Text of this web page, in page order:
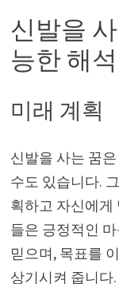
신발을
능한 해
미래 계획
신발을 사는 꿈
수도 있습니다.
획하고 자신에게
들은 긍정적인
믿으며, 목표를
상기시켜 줍니다.